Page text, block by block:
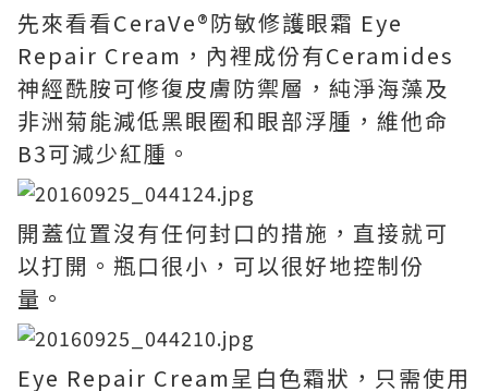
先來看看CeraVe®防敏修護眼霜 Eye
Repair Cream，內裡成份有Ceramides
神經酰胺可修復皮膚防禦層，純淨海藻及
非洲菊能減低黑眼圈和眼部浮腫，維他命
B3可減少紅腫。
開蓋位置沒有任何封口的措施，直接就可
以打開。瓶口很小，可以很好地控制份
量。
Eye Repair Cream呈白色霜狀，只需使用